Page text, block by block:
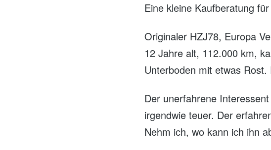
Eine kleine Kaufberatung
Originaler HZJ78, Europa
12 Jahre alt, 112.000 km,
Unterboden mit etwas
Der unerfahrene
irgendwie teuer. Der
Nehm ich, wo kann ich ihn